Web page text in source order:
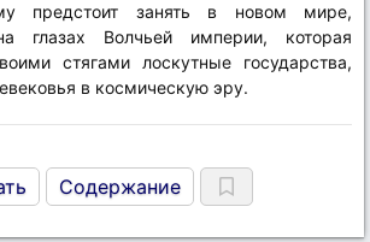
предстоит занять в новом мире,
глазах Волчьей империи, которая
стягами лоскутные государства,
в космическую эру.
Содержание